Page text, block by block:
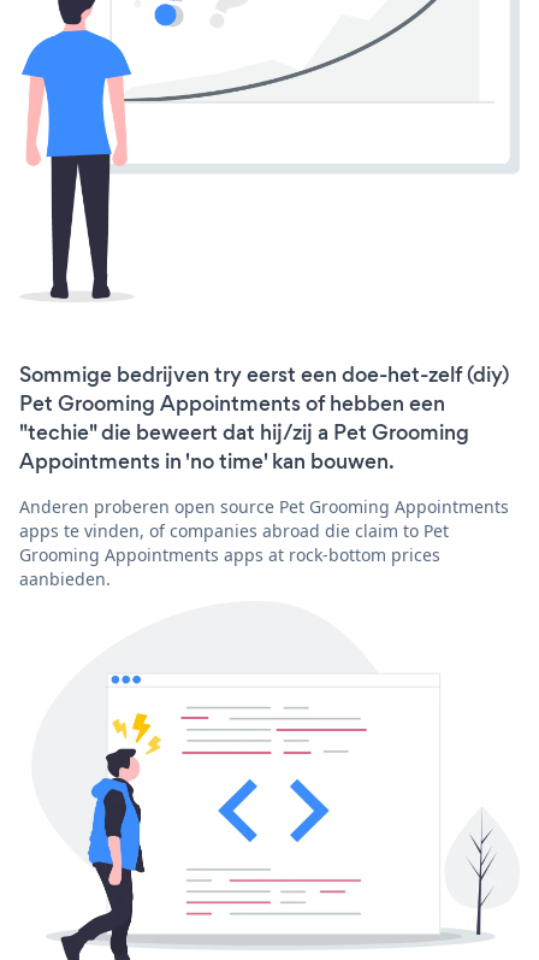
Sommige bedrijven try eerst een doe-het-zelf (diy)
Pet Grooming Appointments of hebben een
"techie" die beweert dat hij/zij a Pet Grooming
Appointments in 'no time' kan bouwen.
Anderen proberen open source Pet Grooming Appointments
apps te vinden, of companies abroad die claim to Pet
Grooming Appointments apps at rock-bottom prices
aanbieden.